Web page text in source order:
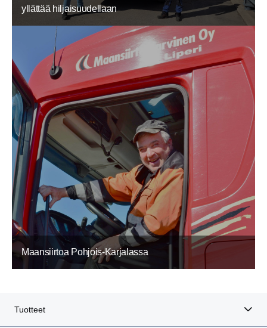
yllättää hiljaisuudellaan
Maansiirtoa Pohjois-Karjalassa
Tuotteet